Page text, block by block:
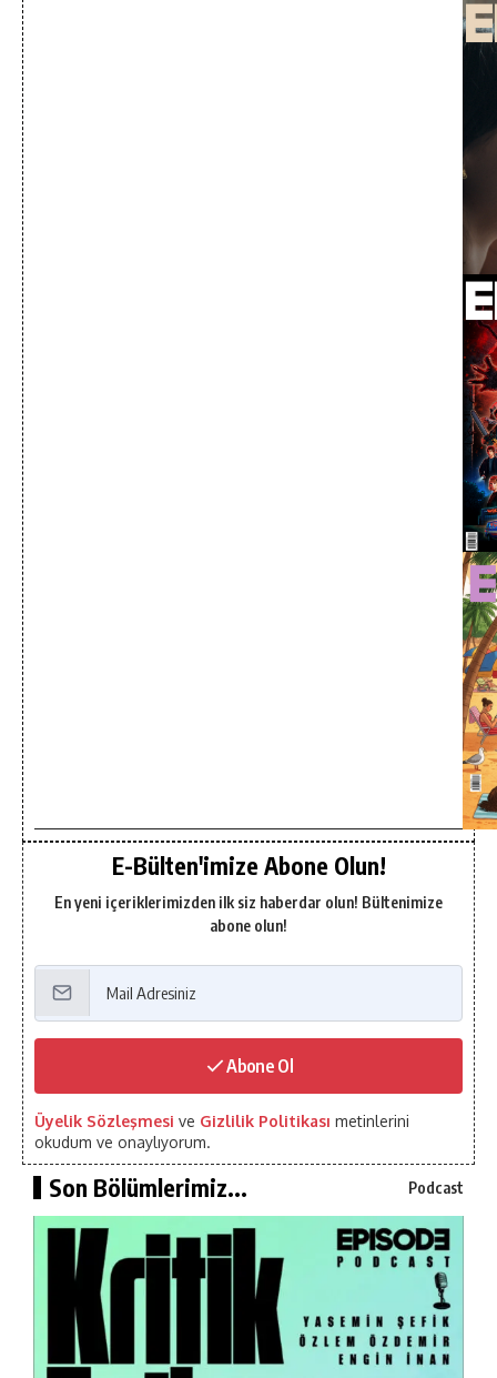
E-Bülten'imize Abone Olun!
En yeni içeriklerimizden ilk siz haberdar olun! Bültenimize
abone olun!
Abone Ol
Üyelik Sözleşmesi ve Gizlilik Politikası metinlerini
okudum ve onaylıyorum.
Son Bölümlerimiz... Podcast